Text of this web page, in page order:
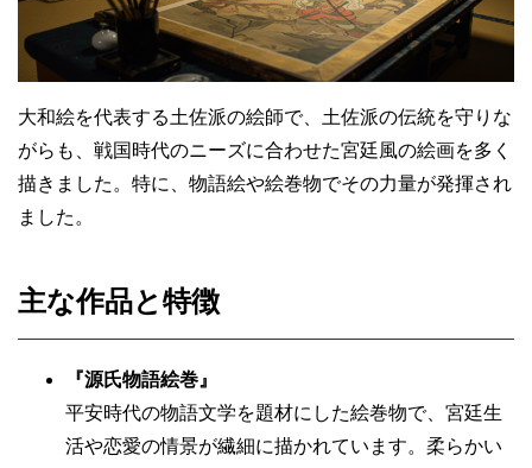
大和絵を代表する土佐派の絵師で、土佐派の伝統を守りな
がらも、戦国時代のニーズに合わせた宮廷風の絵画を多く
描きました。特に、物語絵や絵巻物でその力量が発揮され
ました。
主な作品と特徴
『源氏物語絵巻』
平安時代の物語文学を題材にした絵巻物で、宮廷生
活や恋愛の情景が繊細に描かれています。柔らかい